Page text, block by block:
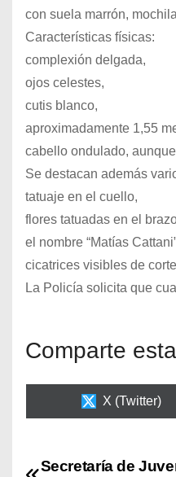
con suela marrón,
Características físicas:
complexión delgada,
ojos celestes,
cutis blanco,
aproximadamente 1,55
cabello ondulado,
Se destacan además
tatuaje en el cuello,
flores tatuadas en el
el nombre “Matías
cicatrices visibles de
La Policía solicita que
Comparte
X (Twitter)
Secretaría de